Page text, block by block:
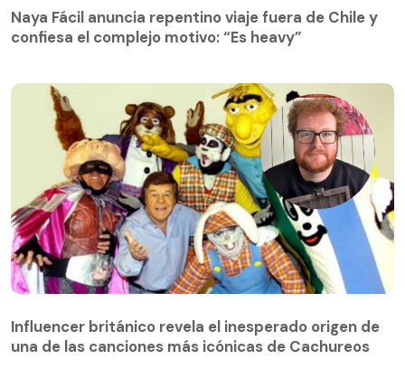
Naya Fácil anuncia repentino viaje fuera de Chile y
confiesa el complejo motivo: “Es heavy”
Influencer británico revela el inesperado origen de
una de las canciones más icónicas de Cachureos